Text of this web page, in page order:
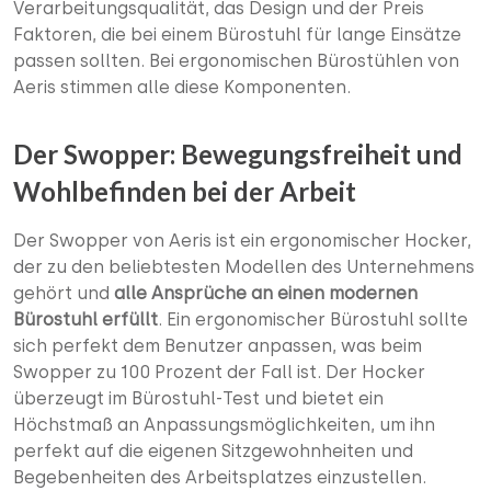
Verarbeitungsqualität, das Design und der Preis
Faktoren, die bei einem Bürostuhl für lange Einsätze
passen sollten. Bei ergonomischen Bürostühlen von
Aeris stimmen alle diese Komponenten.
Der Swopper: Bewegungsfreiheit und
Wohlbefinden bei der Arbeit
Der Swopper von Aeris ist ein ergonomischer Hocker,
der zu den beliebtesten Modellen des Unternehmens
gehört und alle Ansprüche an einen modernen
Bürostuhl erfüllt. Ein ergonomischer Bürostuhl sollte
sich perfekt dem Benutzer anpassen, was beim
Swopper zu 100 Prozent der Fall ist. Der Hocker
überzeugt im Bürostuhl-Test und bietet ein
Höchstmaß an Anpassungsmöglichkeiten, um ihn
perfekt auf die eigenen Sitzgewohnheiten und
Begebenheiten des Arbeitsplatzes einzustellen.